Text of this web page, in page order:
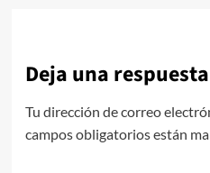
Deja una respuesta
Tu dirección de correo
campos obligatorios están